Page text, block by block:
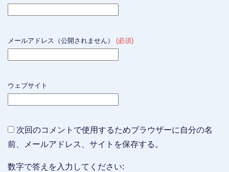
メールアドレス（公開されません） (必須)
ウェブサイト
次回のコメントで使用するためブラウザーに自分の名
前、メールアドレス、サイトを保存する。
数字で答えを入力してください: